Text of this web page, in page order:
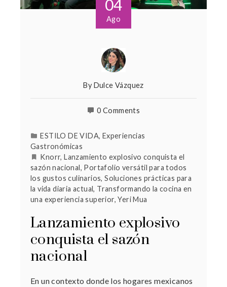
04
Ago
By Dulce Vázquez
0 Comments
ESTILO DE VIDA, Experiencias
Gastronómicas
Knorr,Lanzamiento explosivo conquista el
sazón nacional, Portafolio versátil para todos
los gustos culinarios,Soluciones prácticas para
la vida diaria actual, Transformando la cocina en
una experiencia superior,Yeri Mua
Lanzamiento explosivo
conquista el sazón
nacional
En un contexto donde los hogares mexicanos